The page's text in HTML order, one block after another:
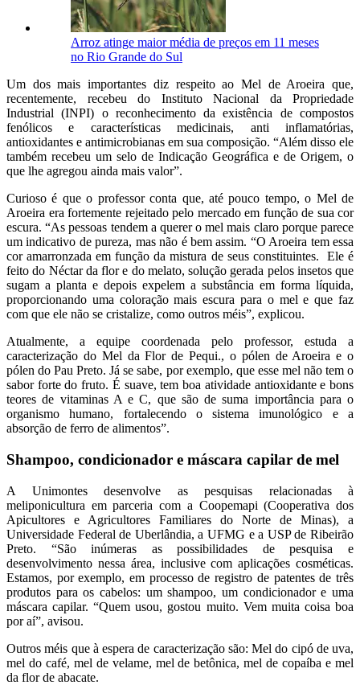
Arroz atinge maior média de preços em 11 meses
no Rio Grande do Sul
Um dos mais importantes diz respeito ao Mel de Aroeira que,
recentemente, recebeu do Instituto Nacional da Propriedade
Industrial (INPI) o reconhecimento da existência de compostos
fenólicos e características medicinais, anti inflamatórias,
antioxidantes e antimicrobianas em sua composição. “Além disso ele
também recebeu um selo de Indicação Geográfica e de Origem, o
que lhe agregou ainda mais valor”.
Curioso é que o professor conta que, até pouco tempo, o Mel de
Aroeira era fortemente rejeitado pelo mercado em função de sua cor
escura. “As pessoas tendem a querer o mel mais claro porque parece
um indicativo de pureza, mas não é bem assim. “O Aroeira tem essa
cor amarronzada em função da mistura de seus constituintes. Ele é
feito do Néctar da flor e do melato, solução gerada pelos insetos que
sugam a planta e depois expelem a substância em forma líquida,
proporcionando uma coloração mais escura para o mel e que faz
com que ele não se cristalize, como outros méis”, explicou.
Atualmente, a equipe coordenada pelo professor, estuda a
caracterização do Mel da Flor de Pequi., o pólen de Aroeira e o
pólen do Pau Preto. Já se sabe, por exemplo, que esse mel não tem o
sabor forte do fruto. É suave, tem boa atividade antioxidante e bons
teores de vitaminas A e C, que são de suma importância para o
organismo humano, fortalecendo o sistema imunológico e a
absorção de ferro de alimentos”.
Shampoo, condicionador e máscara capilar de mel
A Unimontes desenvolve as pesquisas relacionadas à
meliponicultura em parceria com a Coopemapi (Cooperativa dos
Apicultores e Agricultores Familiares do Norte de Minas), a
Universidade Federal de Uberlândia, a UFMG e a USP de Ribeirão
Preto. “São inúmeras as possibilidades de pesquisa e
desenvolvimento nessa área, inclusive com aplicações cosméticas.
Estamos, por exemplo, em processo de registro de patentes de três
produtos para os cabelos: um shampoo, um condicionador e uma
máscara capilar. “Quem usou, gostou muito. Vem muita coisa boa
por aí”, avisou.
Outros méis que à espera de caracterização são: Mel do cipó de uva,
mel do café, mel de velame, mel de betônica, mel de copaíba e mel
da flor de abacate.